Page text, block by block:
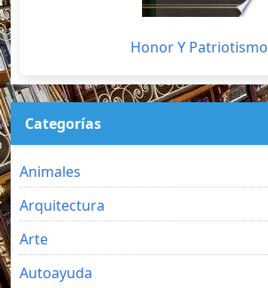
Honor Y Patriotismo
Categorías
Animales
Arquitectura
Arte
Autoayuda